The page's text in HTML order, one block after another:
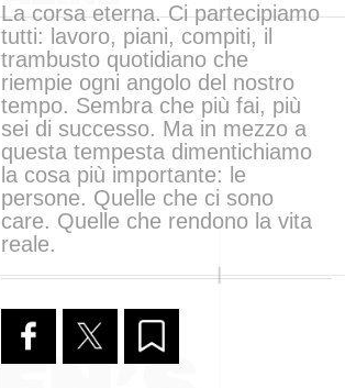
La corsa eterna. Ci partecipiamo
tutti: lavoro, piani, compiti, il
trambusto quotidiano che
riempie ogni angolo del nostro
tempo. Sembra che più fai, più
sei di successo. Ma in mezzo a
questa tempesta dimentichiamo
la cosa più importante: le
persone. Quelle che ci sono
care. Quelle che rendono la vita
reale.